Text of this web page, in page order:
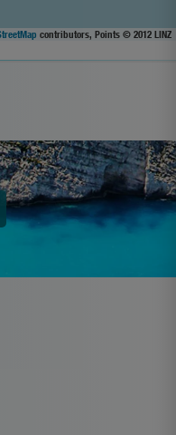
contributors, Points © 2012 LINZ